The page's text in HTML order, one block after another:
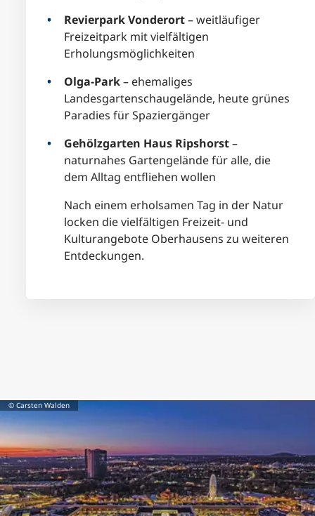
Revierpark Vonderort– weitläufiger
Freizeitpark mit vielfältigen
Erholungsmöglichkeiten
Olga-Park– ehemaliges
Landesgartenschaugelände, heute grünes
Paradies für Spaziergänger
Gehölzgarten Haus Ripshorst–
naturnahes Gartengelände für alle, die
dem Alltag entfliehen wollen
Nach einem erholsamen Tag in der Natur
locken die vielfältigen Freizeit- und
Kulturangebote Oberhausens zu weiteren
Entdeckungen.
© Carsten Walden